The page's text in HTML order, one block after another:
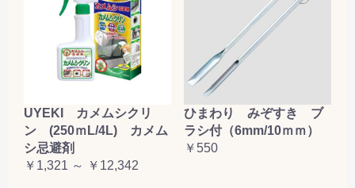
UYEKI カメムシクリ
ン (250ｍL/4L) カメム
シ忌避剤
￥1,321 ～ ￥12,342
ひまわり みぞすき ブ
ラシ付（6mm/10ｍｍ）
￥550